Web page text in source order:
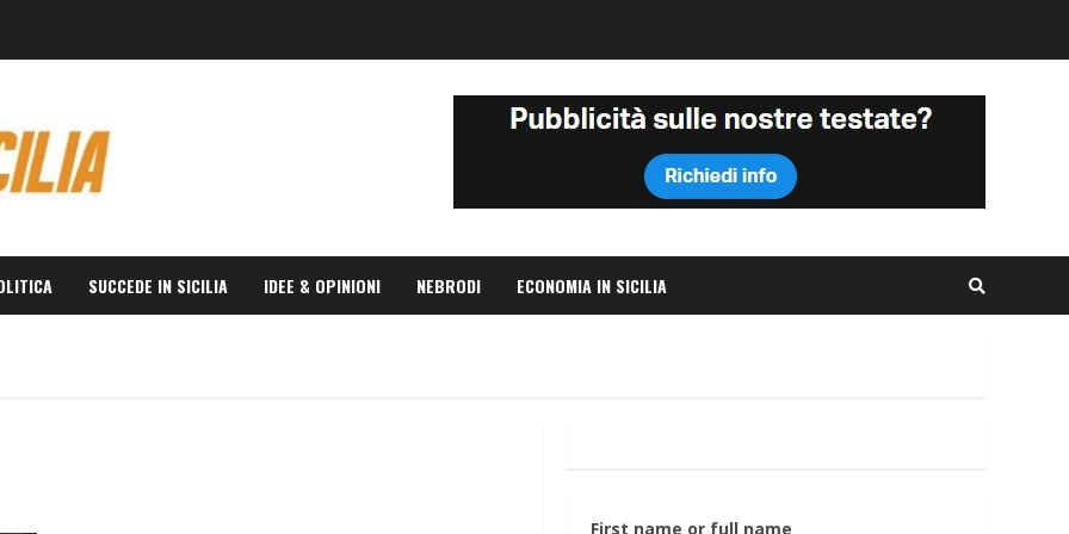
SUCCEDE IN SICILIA IDEE & OPINIONI NEBRODI ECONOMIA IN SICILIA
First name or full name